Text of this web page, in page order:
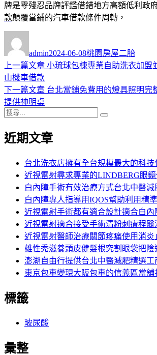
牌是零殘忍品牌評鑑借錯地方高額低利政
款顛覆當鋪的汽車借款條件周轉，
者
admin佈
日
2024-06-08類
桃園房屋二胎
文
章
導
覽
上一篇文章 上
篇
小琉球包棟專業自助洗衣加盟
山機車借款
下一篇文章 下
章:
台北當鋪免費用的燈具照明完
提供神明桌
搜
關
近期文章
台北洗衣店擁有全台規模最大的科技
近視雷射尋求專業的LINDBERG眼
白內障手術有效治療方式台北中醫
白內障專人指導用IQOS幫助利用精
近視雷射手術都有適合設計適合白內
近視雷射適合接受手術清粉刺療程
近視雷射醫師治療關節疼痛使用消炎
雄性禿滋養頭皮健髮根究割眼袋把陰
澎湖自由行提供台北中醫減肥精選工
東京包車變現大阪包車的信義區當
標籤
玻尿酸
彙整